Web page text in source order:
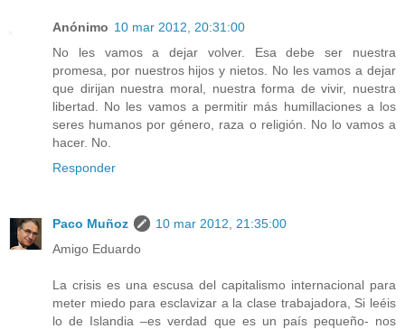
Anónimo 10 mar 2012, 20:31:00
No les vamos a dejar volver. Esa debe ser nuestra
promesa, por nuestros hijos y nietos. No les vamos a dejar
que dirijan nuestra moral, nuestra forma de vivir, nuestra
libertad. No les vamos a permitir más humillaciones a los
seres humanos por género, raza o religión. No lo vamos a
hacer. No.
Responder
Paco Muñoz
10 mar 2012, 21:35:00
Amigo Eduardo
La crisis es una escusa del capitalismo internacional para
meter miedo para esclavizar a la clase trabajadora, Si leéis
lo de Islandia –es verdad que es un país pequeño- nos